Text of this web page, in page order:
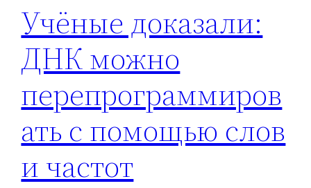
Учёные доказали:
ДНК можно
перепрограммиров
ать с помощью слов
и частот